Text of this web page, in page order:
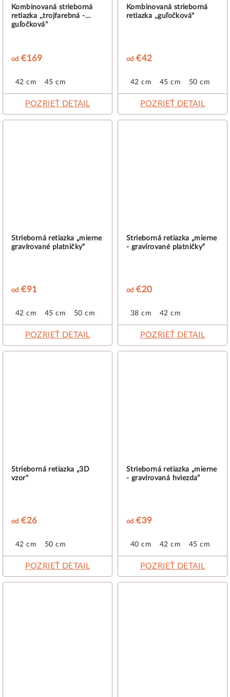
Kombinovaná strieborná
retiazka ,,trojfarebná -
guľočková"
od €169
42 cm 45 cm
POZRIEŤ DETAIL
Kombinovaná strieborná
retiazka ,,guľočková"
od €42
42 cm 45 cm 50 cm
POZRIEŤ DETAIL
Strieborná retiazka „mierne
gravírované platničky“
od €91
42 cm 45 cm 50 cm
POZRIEŤ DETAIL
Strieborná retiazka „mierne
- gravírované platničky“
od €20
38 cm 42 cm
POZRIEŤ DETAIL
Strieborná retiazka „3D
vzor"
od €26
42 cm 50 cm
POZRIEŤ DETAIL
Strieborná retiazka „mierne
- gravírovaná hviezda“
od €39
40 cm 42 cm 45 cm
POZRIEŤ DETAIL